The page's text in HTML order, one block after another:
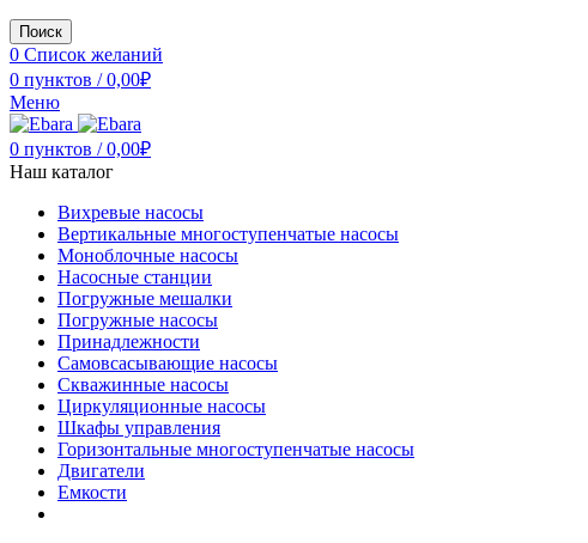
Поиск
0 Список желаний
0 пунктов / 0,00₽
Меню
0 пунктов / 0,00₽
Наш каталог
Вихревые насосы
Вертикальные многоступенчатые насосы
Моноблочные насосы
Насосные станции
Погружные мешалки
Погружные насосы
Принадлежности
Самовсасывающие насосы
Скважинные насосы
Циркуляционные насосы
Шкафы управления
Горизонтальные многоступенчатые насосы
Двигатели
Емкости